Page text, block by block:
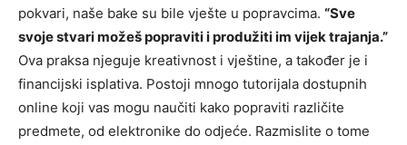
pokvari, naše bake su bile vješte u popravcima. “Sve
svoje stvari možeš popraviti i produžiti im vijek trajanja.”
Ova praksa njeguje kreativnost i vještine, a također je i
financijski isplativa. Postoji mnogo tutorijala dostupnih
online koji vas mogu naučiti kako popraviti različite
predmete, od elektronike do odjeće. Razmislite o tome